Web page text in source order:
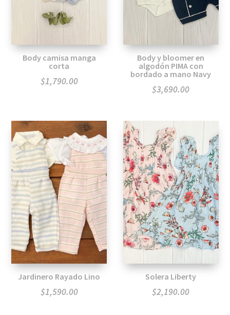
Body camisa manga
corta
$1,790.00
Body y bloomer en
algodón PIMA con
bordado a mano Navy
$3,690.00
Jardinero Rayado Lino
$1,590.00
Solera Liberty
$2,190.00